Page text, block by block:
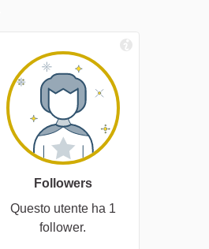
Followers
Questo utente ha 1
follower.